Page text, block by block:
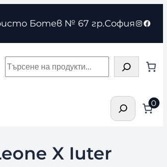
Ботев № 67 гр.София
Търсене
Търсене0
X Iuter